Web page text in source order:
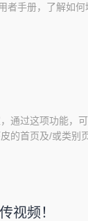
者手册，了解如
选启用内容3.根
通过这项功能，
的首页及/或类别
易地找到适合报
视频！